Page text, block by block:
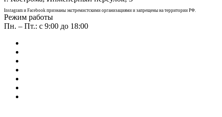
Instagram и Facebook признаны экстремистскими организациями и запрещены на территории РФ.
Режим работы
Пн. – Пт.: с 9:00 до 18:00